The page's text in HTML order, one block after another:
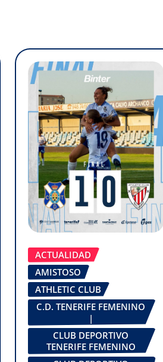
ACTUALIDAD
AMISTOSO
ATHLETIC CLUB
C.D. TENERIFE FEMENINO
|
CLUB DEPORTIVO
TENERIFE FEMENINO